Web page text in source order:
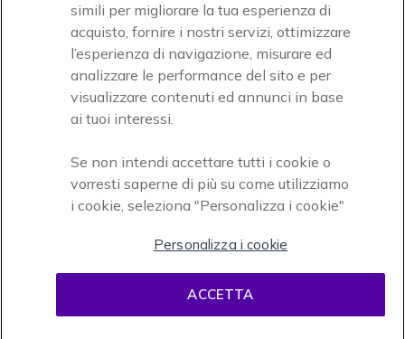
Onedirect, azienda del gruppo INCEPT
Condizioni di vendita
simili per migliorare la tua esperienza di
acquisto, fornire i nostri servizi, ottimizzare
l’esperienza di navigazione, misurare ed
analizzare le performance del sito e per
visualizzare contenuti ed annunci in base
ai tuoi interessi.
Se non intendi accettare tutti i cookie o
vorresti saperne di più su come utilizziamo
i cookie, seleziona "Personalizza i cookie"
Personalizza i cookie
ACCETTA